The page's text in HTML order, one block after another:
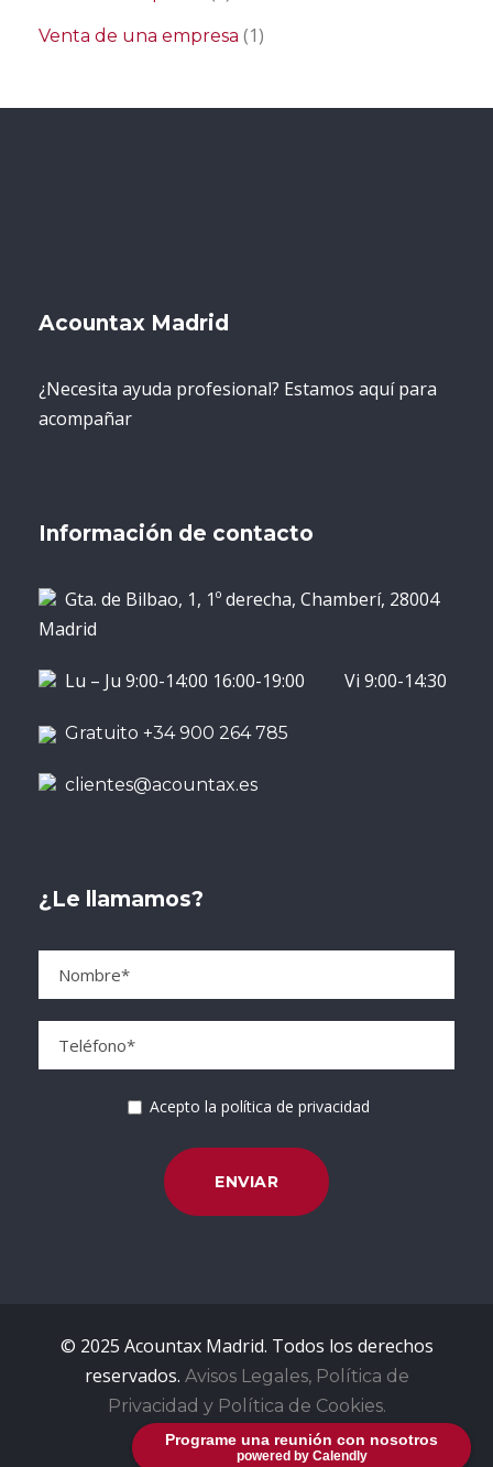
Programe una reunión con nosotros
powered by Calendly
Venta de una empresa (1)
Acountax Madrid
¿Necesita ayuda profesional? Estamos aquí para
acompañar
Información de contacto
Gta. de Bilbao, 1, 1º derecha, Chamberí, 28004
Madrid
Lu – Ju 9:00-14:00 16:00-19:00 Vi 9:00-14:30
Gratuito +34 900 264 785
clientes@acountax.es
¿Le llamamos?
Acepto la política de privacidad
© 2025 Acountax Madrid. Todos los derechos
reservados. Avisos Legales, Política de
Privacidad y Política de Cookies.